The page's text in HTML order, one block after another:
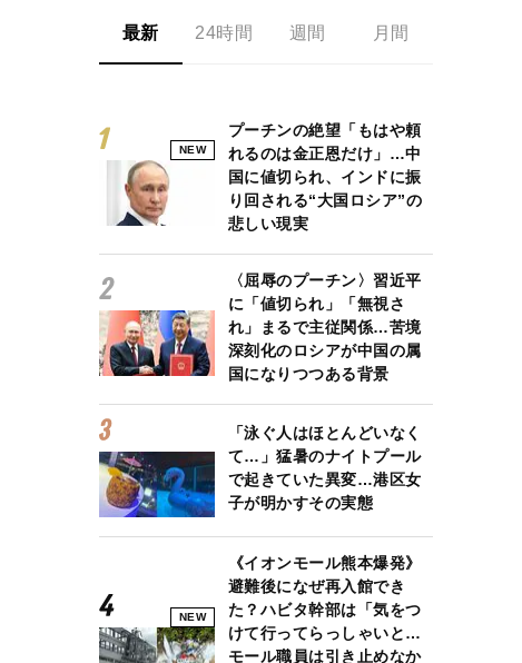
最新 24時間 週間 月間
NEW
プーチンの絶望「もはや頼
れるのは金正恩だけ」…中
国に値切られ、インドに振
り回される“大国ロシア”の
悲しい現実
〈屈辱のプーチン〉習近平
に「値切られ」「無視さ
れ」まるで主従関係…苦境
深刻化のロシアが中国の属
国になりつつある背景
「泳ぐ人はほとんどいなく
て…」猛暑のナイトプール
で起きていた異変…港区女
子が明かすその実態
NEW
《イオンモール熊本爆発》
避難後になぜ再入館でき
た？ハビタ幹部は「気をつ
けて行ってらっしゃいと…
モール職員は引き止めなか